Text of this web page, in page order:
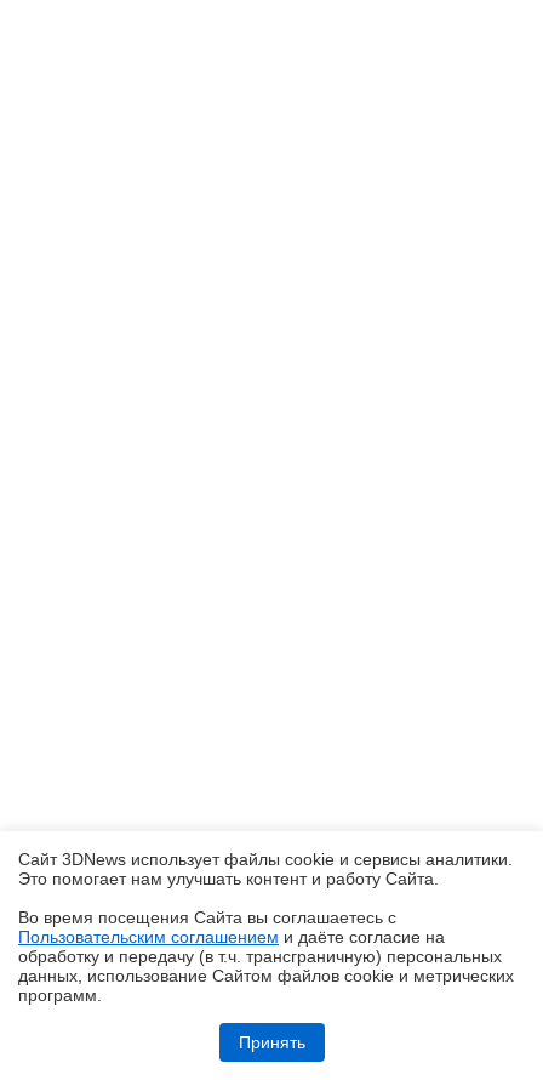
Обзор блока питания Chieftec Stealth (SPX-1000-FC)
Сайт 3DNews использует файлы cookie и сервисы аналитики.
Это помогает нам улучшать контент и работу Cайта.
Во время посещения Cайта вы соглашаетесь с
Пользовательским соглашением и даёте согласие на
обработку и передачу (в т.ч. трансграничную) персональных
данных, использование Cайтом файлов cookie и метрических
программ.
Принять